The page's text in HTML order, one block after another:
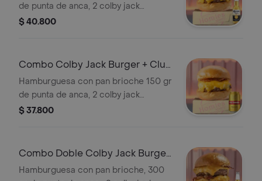
de punta de anca, 2 colby jack
cheese, tocineta y sriracha. +
$ 40.800
Combo Colby Jack Burger + Club
Colombia Dorada 355 ml
Hamburguesa con pan brioche 150 gr
de punta de anca, 2 colby jack
cheese, tocineta y sriracha. +
$ 37.800
Combo Doble Colby Jack Burger
+ Corona 350 ml
Hamburguesa con pan brioche, 300